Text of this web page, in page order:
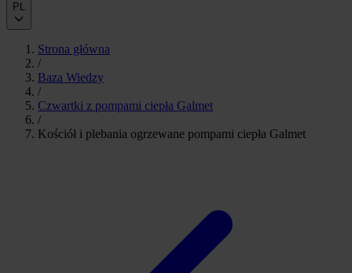
PL
Strona główna
/
Baza Wiedzy
/
Czwartki z pompami ciepła Galmet
/
Kościół i plebania ogrzewane pompami ciepła Galmet